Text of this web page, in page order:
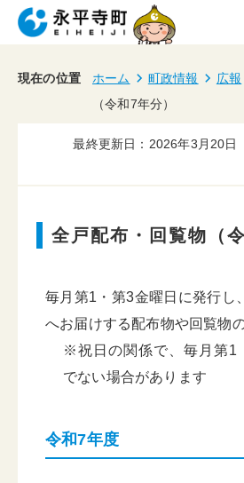
現在の位置 ホーム 町政情報 広報
（令和7年分）
最終更新日：2026年3月20日
全戸配布・回覧物（
毎月第1・第3金曜日に発行し
へお届けする配布物や回覧物
※祝日の関係で、毎月第1
でない場合があります
令和7年度